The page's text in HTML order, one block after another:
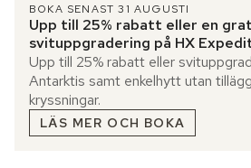
BOKA SENAST 31 AUGUSTI
Upp till 25% rabatt eller en
svituppgradering på HX
Upp till 25% rabatt eller
Antarktis samt enkelhytt utan
kryssningar.
LÄS MER OCH BOKA